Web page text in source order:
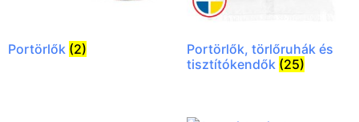
Portörlők (2)
Portörlők, törlőruhák és
tisztítókendők (25)